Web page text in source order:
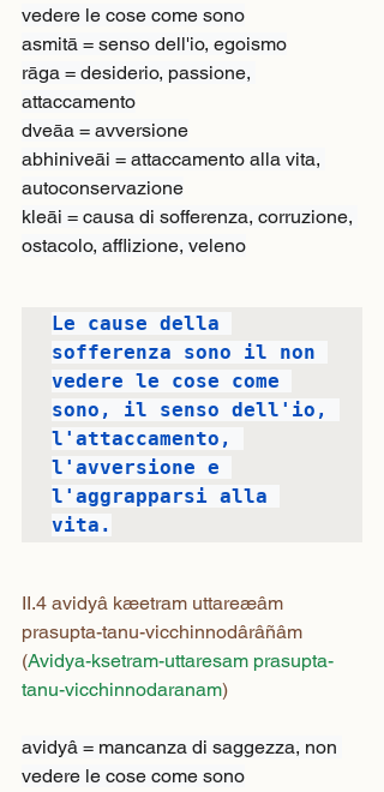
vedere le cose come sono
asmitā = senso dell'io, egoismo
rāga = desiderio, passione,
attaccamento
dveāa = avversione
abhiniveāi = attaccamento alla vita,
autoconservazione
kleāi = causa di sofferenza, corruzione,
ostacolo, afflizione, veleno
Le cause della
sofferenza sono il non
vedere le cose come
sono, il senso dell'io,
l'attaccamento,
l'avversione e
l'aggrapparsi alla
vita.
II.4 avidyâ kæetram uttareæâm
prasupta-tanu-vicchinnodârâñâm
(Avidya-ksetram-uttaresam prasupta-
tanu-vicchinnodaranam)
avidyâ = mancanza di saggezza, non
vedere le cose come sono